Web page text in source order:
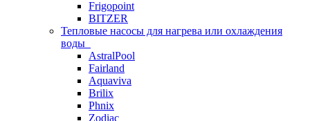
Frigopoint
BITZER
Тепловые насосы для нагрева или охлаждения
воды
AstralPool
Fairland
Aquaviva
Brilix
Phnix
Zodiac